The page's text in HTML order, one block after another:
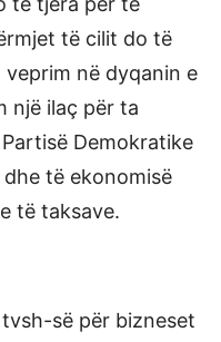
të cilit do të
në dyqanin e
një ilaç për ta
Demokratike
të ekonomisë
të taksave.
së për bizneset